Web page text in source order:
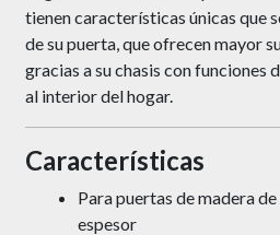
tienen características únicas que
de su puerta, que ofrecen mayor
gracias a su chasis con funciones
al interior del hogar.
Características
Para puertas de madera
espesor